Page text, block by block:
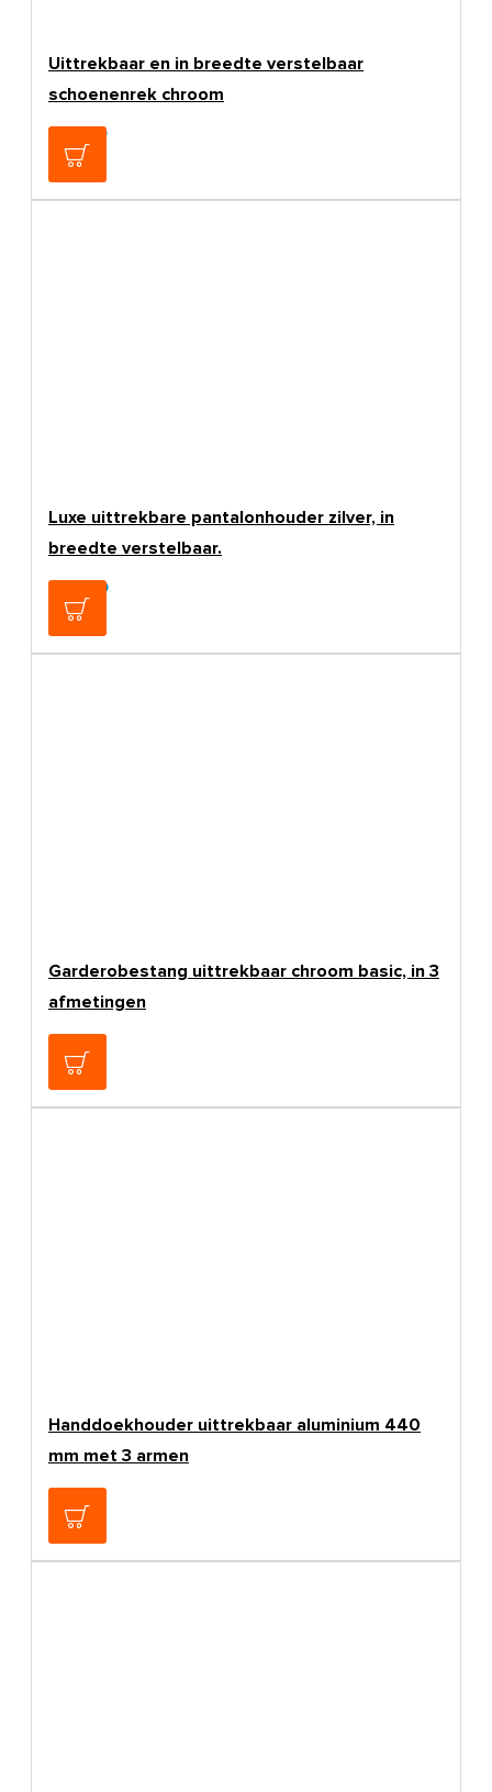
Uittrekbaar en in breedte verstelbaar
schoenenrek chroom
€105,00
Luxe uittrekbare pantalonhouder zilver, in
breedte verstelbaar.
€179,00
Garderobestang uittrekbaar chroom basic, in 3
afmetingen
€6,95
Handdoekhouder uittrekbaar aluminium 440
mm met 3 armen
€32,95